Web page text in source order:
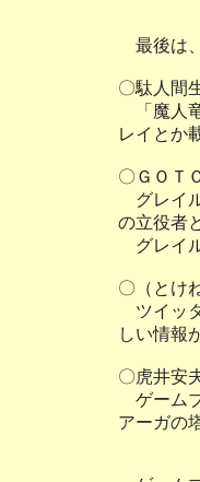
最後は
〇駄人間
「魔人
レイとか
〇ＧＯＴ
グレイ
の立役者
グレイ
〇（とけ
ツイッ
しい情報
〇虎井安
ゲーム
アーガの